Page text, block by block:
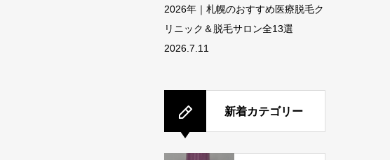
2026年｜札幌のおすすめ医療脱毛ク
リニック＆脱毛サロン全13選
2026.7.11
新着カテゴリー